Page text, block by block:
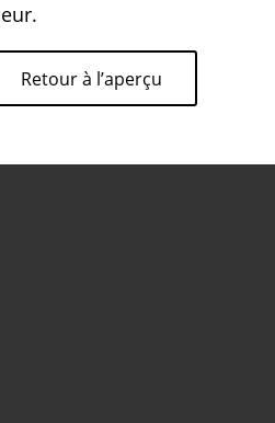
Retour à l’aperçu